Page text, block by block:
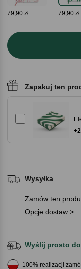
79,90 zł 79,90 zł
Zapakuj ten
Wysyłka
Zamów ten
Opcje dostaw >
Wyślij prosto
100% realizacji